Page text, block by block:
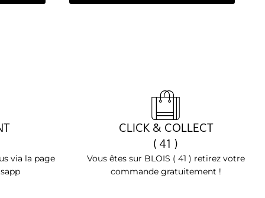
via la page
CLICK & COLLECT
( 41 )
Vous êtes sur BLOIS ( 41 ) retirez votre
commande gratuitement !